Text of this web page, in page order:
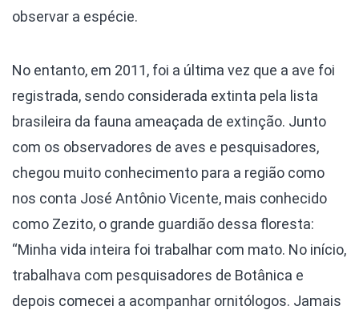
observar a espécie.
No entanto, em 2011, foi a última vez que a ave foi
registrada, sendo considerada extinta pela lista
brasileira da fauna ameaçada de extinção. Junto
com os observadores de aves e pesquisadores,
chegou muito conhecimento para a região como
nos conta José Antônio Vicente, mais conhecido
como Zezito, o grande guardião dessa floresta:
“Minha vida inteira foi trabalhar com mato. No início,
trabalhava com pesquisadores de Botânica e
depois comecei a acompanhar ornitólogos. Jamais